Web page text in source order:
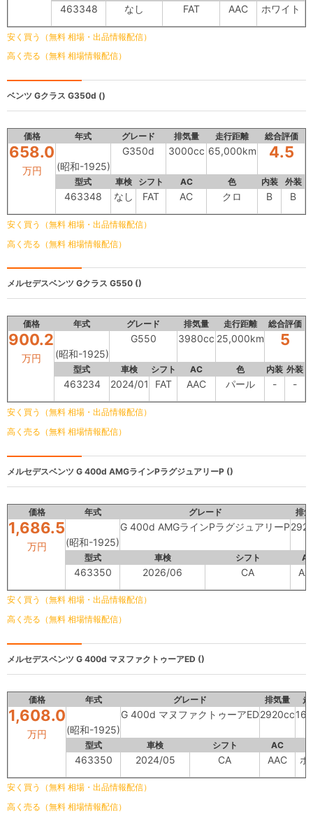
463348 なし FAT AAC ホワイト
安く買う（無料 相場・出品情報配信）
高く売る（無料 相場情報配信）
ベンツ Gクラス G350d ()
価格 年式 グレード 排気量 走行距離 総合評価
658.0
万円 (昭和-1925)
G350d 3000cc 65,000km 4.5
型式 車検 シフト AC 色 内装 外装
463348 なし FAT AC クロ B B
安く買う（無料 相場・出品情報配信）
高く売る（無料 相場情報配信）
メルセデスベンツ Gクラス G550 ()
価格 年式 グレード 排気量 走行距離 総合評価
900.2
万円 (昭和-1925)
G550 3980cc 25,000km 5
型式 車検 シフト AC 色 内装 外装
463234 2024/01 FAT AAC パール - -
安く買う（無料 相場・出品情報配信）
高く売る（無料 相場情報配信）
メルセデスベンツ G 400d AMGラインPラグジュアリーP ()
価格 年式 グレード 排
1,686.5
万円 (昭和-1925)
G 400d AMGラインPラグジュアリーP
型式 車検 シフト
463350 2026/06 CA
安く買う（無料 相場・出品情報配信）
高く売る（無料 相場情報配信）
メルセデスベンツ G 400d マヌファクトゥーアED ()
価格 年式 グレード 排気量 走
1,608.0
万円 (昭和-1925)
G 400d マヌファクトゥーアED2920cc
型式 車検 シフト AC
463350 2024/05 CA AAC ホ
安く買う（無料 相場・出品情報配信）
高く売る（無料 相場情報配信）